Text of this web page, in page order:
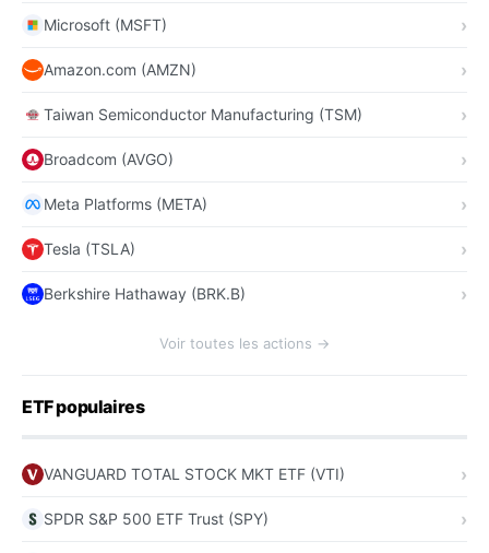
Microsoft (MSFT)
Amazon.com (AMZN)
Taiwan Semiconductor Manufacturing (TSM)
Broadcom (AVGO)
Meta Platforms (META)
Tesla (TSLA)
Berkshire Hathaway (BRK.B)
Voir toutes les actions →
ETF populaires
VANGUARD TOTAL STOCK MKT ETF (VTI)
SPDR S&P 500 ETF Trust (SPY)